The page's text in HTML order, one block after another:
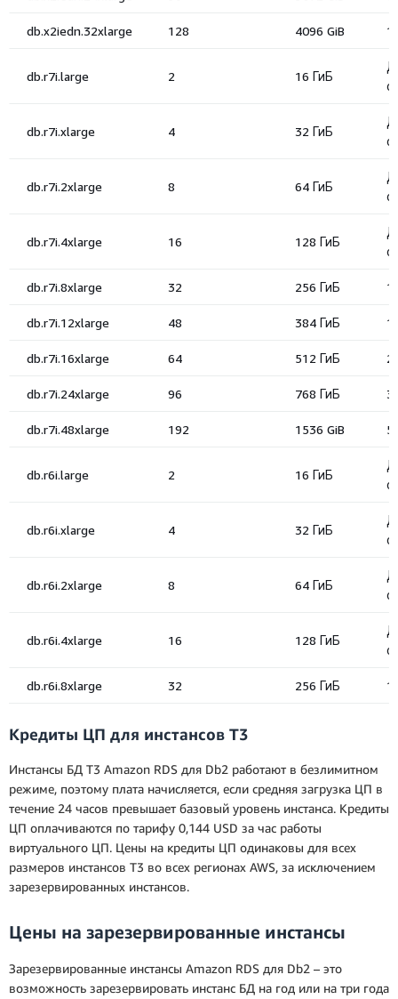
Кредиты ЦП для инстансов T3
Инстансы БД T3 Amazon RDS для Db2 работают в безлимитном
режиме, поэтому плата начисляется, если средняя загрузка ЦП в
течение 24 часов превышает базовый уровень инстанса. Кредиты
ЦП оплачиваются по тарифу 0,144 USD за час работы
виртуального ЦП. Цены на кредиты ЦП одинаковы для всех
размеров инстансов T3 во всех регионах AWS, за исключением
зарезервированных инстансов.
Цены на зарезервированные инстансы
Зарезервированные инстансы Amazon RDS для Db2 – это
возможность зарезервировать инстанс БД на год или на три года